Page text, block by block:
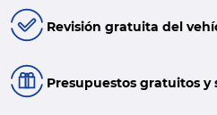
Revisión gratuita del
Presupuestos gratuitos y